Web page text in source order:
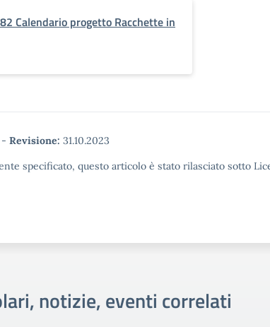
Calendario progetto Racchette in
- Revisione: 31.10.2023
specificato, questo articolo è stato rilasciato sotto
notizie, eventi correlati